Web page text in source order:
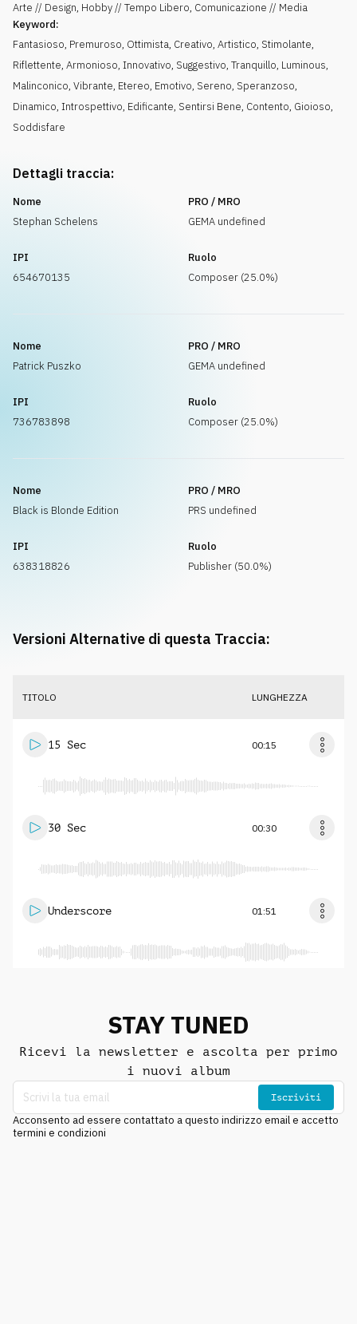
Arte // Design, Hobby // Tempo Libero, Comunicazione // Media
Keyword:
Fantasioso, Premuroso, Ottimista, Creativo, Artistico, Stimolante,
Riflettente, Armonioso, Innovativo, Suggestivo, Tranquillo, Luminous,
Malinconico, Vibrante, Etereo, Emotivo, Sereno, Speranzoso,
Dinamico, Introspettivo, Edificante, Sentirsi Bene, Contento, Gioioso,
Soddisfare
Dettagli traccia:
Nome
Stephan Schelens
PRO / MRO
GEMA undefined
IPI
654670135
Ruolo
Composer (25.0%)
Nome
Patrick Puszko
PRO / MRO
GEMA undefined
IPI
736783898
Ruolo
Composer (25.0%)
Nome
Black is Blonde Edition
PRO / MRO
PRS undefined
IPI
638318826
Ruolo
Publisher (50.0%)
Versioni Alternative di questa Traccia:
TITOLO LUNGHEZZA
15 Sec 00:15
30 Sec 00:30
Underscore 01:51
STAY TUNED
Ricevi la newsletter e ascolta per primo
i nuovi album
Iscriviti
Acconsento ad essere contattato a questo indirizzo email e accetto
termini e condizioni